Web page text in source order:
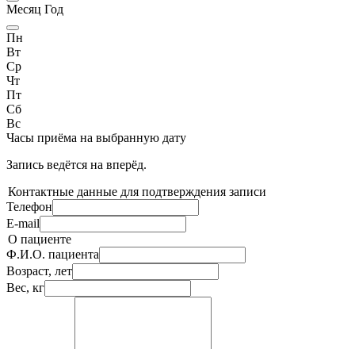
Месяц Год
Пн
Вт
Ср
Чт
Пт
Сб
Вс
Часы приёма на выбранную дату
Запись ведётся на вперёд.
Контактные данные для подтверждения записи
Телефон
E-mail
О пациенте
Ф.И.О. пациента
Возраст, лет
Вес, кг